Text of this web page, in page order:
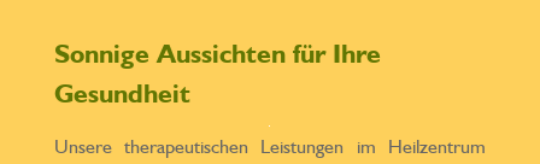
Sonnige Aussichten für Ihre
Gesundheit
Unsere therapeutischen Leistungen im Heilzentrum